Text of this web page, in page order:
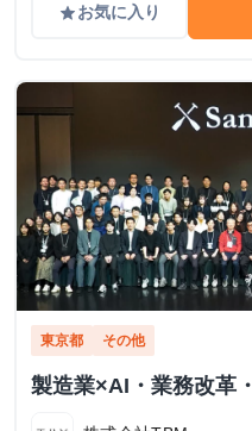
gradeお気に入り
東京都 その他
製造業×AI・業務改革